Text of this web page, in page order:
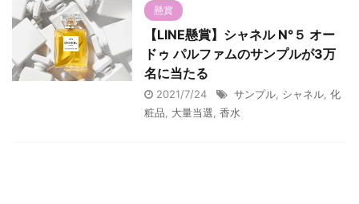
懸賞
【LINE懸賞】シャネル N°５ オー
ドゥ パルファムのサンプルが3万
名に当たる
2021/7/24 サンプル シャネル 化
粧品
大量当選 香水